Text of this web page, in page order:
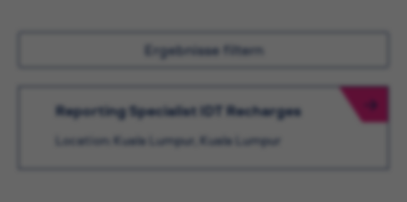
Ergebnisse filtern
Reporting Specialist IDT Recharges
Location: Kuala Lumpur, Kuala Lumpur